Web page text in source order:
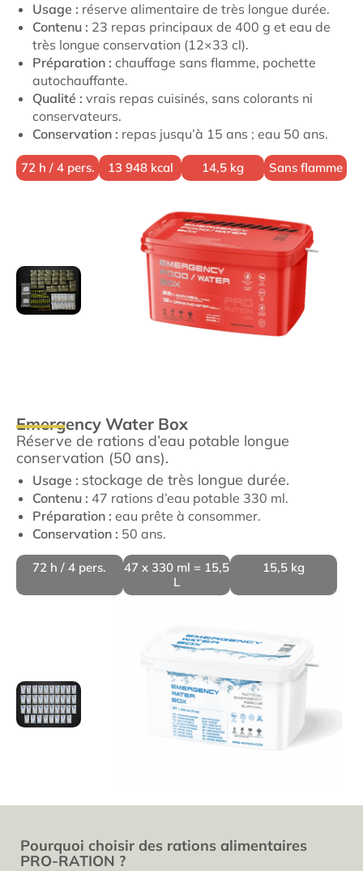
Usage : réserve alimentaire de très longue durée.
Contenu : 23 repas principaux de 400 g et eau de
très longue conservation (12×33 cl).
Préparation : chauffage sans flamme, pochette
autochauffante.
Qualité : vrais repas cuisinés, sans colorants ni
conservateurs.
Conservation : repas jusqu’à 15 ans ; eau 50 ans.
72 h / 4 pers. 13 948 kcal 14,5 kg Sans flamme
Emergency Water Box
Réserve de rations d’eau potable longue
conservation (50 ans).
Usage : stockage de très longue durée.
Contenu : 47 rations d’eau potable 330 ml.
Préparation : eau prête à consommer.
Conservation : 50 ans.
72 h / 4 pers.
47 x 330 ml = 15,5
L
15,5 kg
Pourquoi choisir des rations alimentaires
PRO-RATION ?